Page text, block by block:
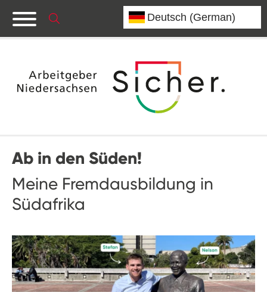
Ab in den Süden!
Meine Fremdausbildung in
Südafrika